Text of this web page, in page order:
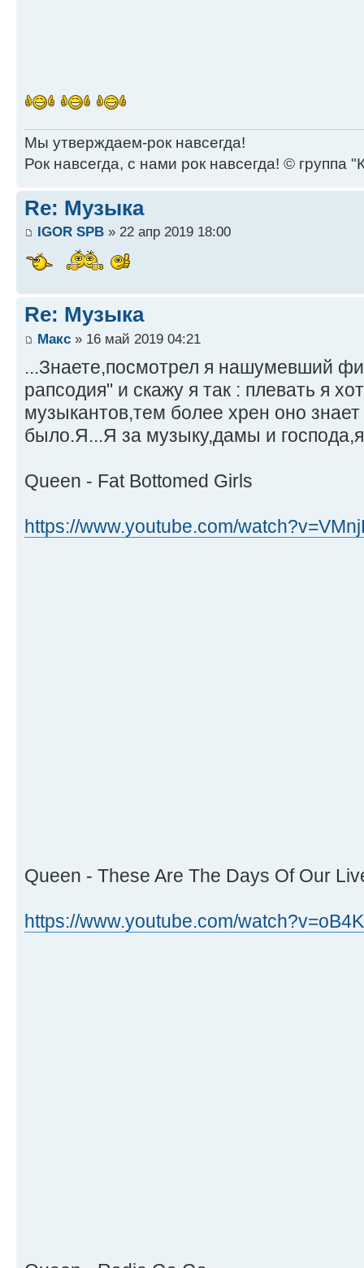
Мы утверждаем-рок навсегда!
Рок навсегда, с нами рок навсегда! © группа
Re: Музыка
IGOR SPB » 22 апр 2019 18:00
Re: Музыка
Макс » 16 май 2019 04:21
...Знаете,посмотрел я нашумевший
рапсодия" и скажу я так : плевать я
музыкантов,тем более хрен оно
было.Я...Я за музыку,дамы и
Queen - Fat Bottomed Girls
https://www.youtube.com/
Queen - These Are The Days Of Our
https://www.youtube.com/